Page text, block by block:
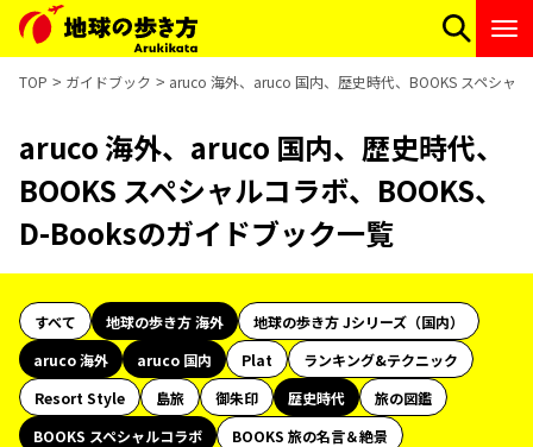
TOP ガイドブック aruco 海外、aruco 国内、歴史時代、BOOKS スペシャ
aruco 海外、aruco 国内、歴史時代、
BOOKS スペシャルコラボ、BOOKS、
D-Booksのガイドブック一覧
すべて 地球の歩き方 海外
地球の歩き方 Jシリーズ（国内）
aruco 海外
aruco 国内 Plat
ランキング&テクニック
Resort Style
島旅 御朱印 歴史時代
旅の図鑑
BOOKS スペシャルコラボ
BOOKS 旅の名言＆絶景